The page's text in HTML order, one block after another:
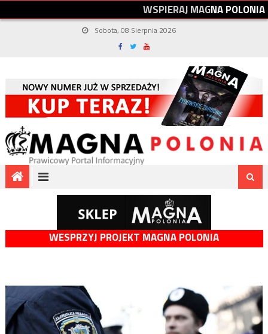
WSPIERAJMAGNAPOLONIA
Sobota, 08 Sierpnia 2026
WESPRZYJ PROJEKT MAGNA POLONIA